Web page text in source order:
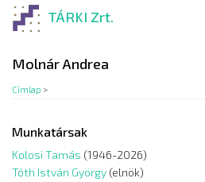
Ugrás
TÁRKI Zrt.
Molnár Andrea
Címlap >
Munkatársak
Kolosi Tamás (1946-2026)
Tóth István György (elnök)